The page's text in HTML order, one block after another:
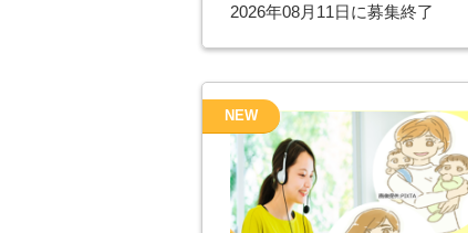
2026年08月11日に募集終了
NEW